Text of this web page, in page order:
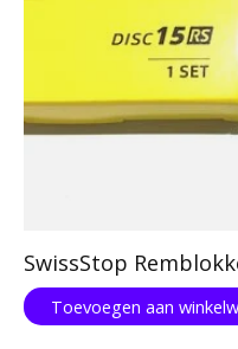
SwissStop
Toevoegen aan